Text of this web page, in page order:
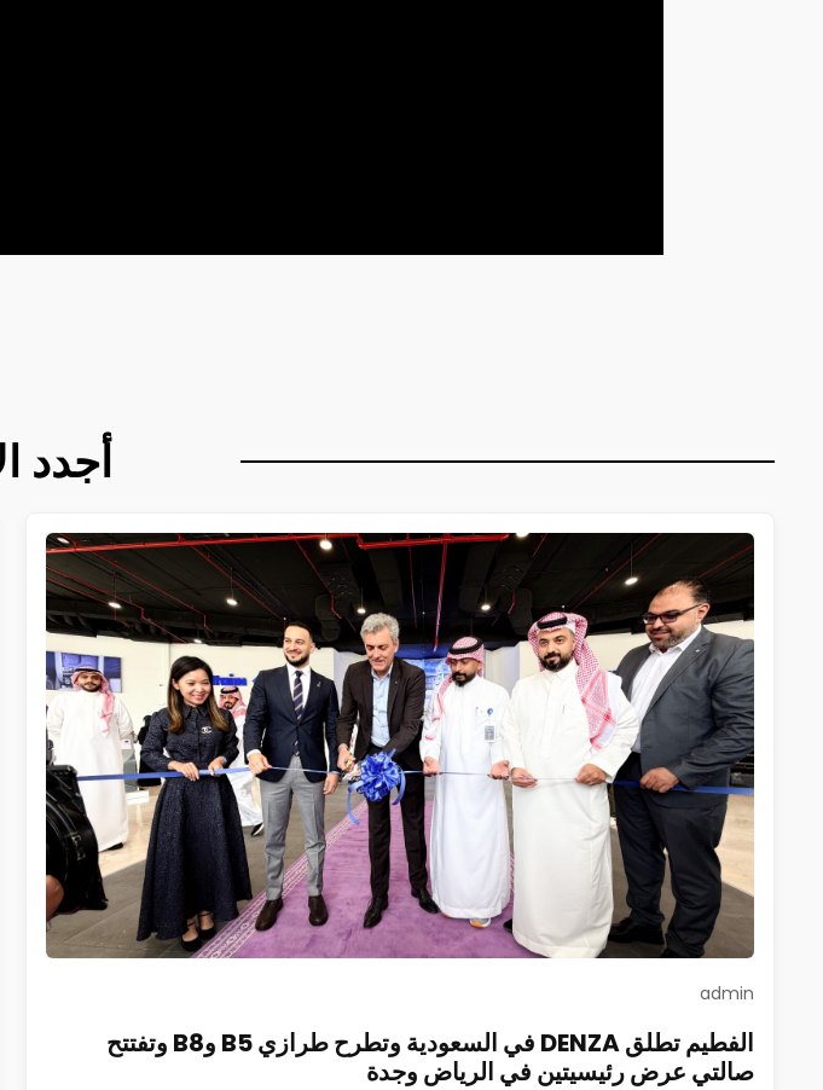
أجدد
admin
الفطيم تطلق DENZA في السعودية وتطرح طرازي B5 وB8 وتفتتح
صالتي عرض رئيسيتين في الرياض وجدة